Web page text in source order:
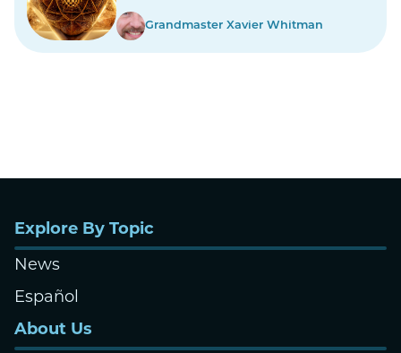
Grandmaster Xavier Whitman
Explore By Topic
News
Español
About Us